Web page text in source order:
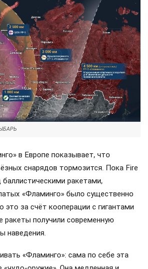
в Европе показывает, что
снарядов тормозится. Пока Fire
ракетами,
«Фламинго» было существенно
это за счёт кооперации с гигантами
ракеты получили современную
наведения.
«Фламинго»: сама по себе эта